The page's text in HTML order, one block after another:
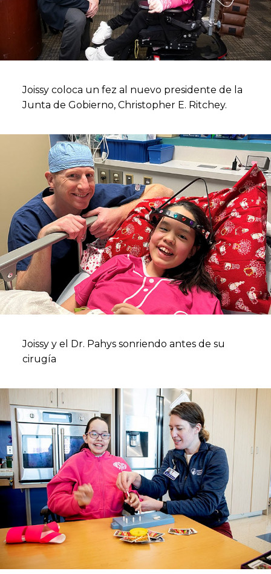
Joissy coloca un fez al nuevo presidente de la
Junta de Gobierno, Christopher E. Ritchey.
Joissy y el Dr. Pahys sonriendo antes de su
cirugía